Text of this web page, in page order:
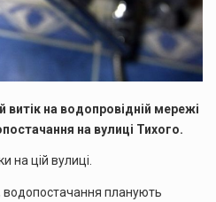
витік на водопровідній мережі
на вулиці Тихого.
на цій вулиці.
планують